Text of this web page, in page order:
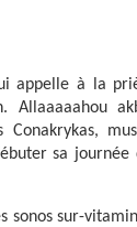
appelle à la
Allaaaaahou
sa journée
sonos sur-